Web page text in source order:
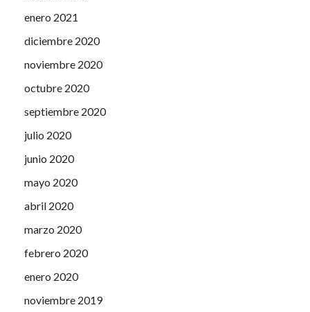
enero 2021
diciembre 2020
noviembre 2020
octubre 2020
septiembre 2020
julio 2020
junio 2020
mayo 2020
abril 2020
marzo 2020
febrero 2020
enero 2020
noviembre 2019